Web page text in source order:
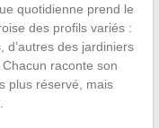
quotidienne prend le
des profils variés :
d’autres des jardiniers
raconte son
plus réservé, mais